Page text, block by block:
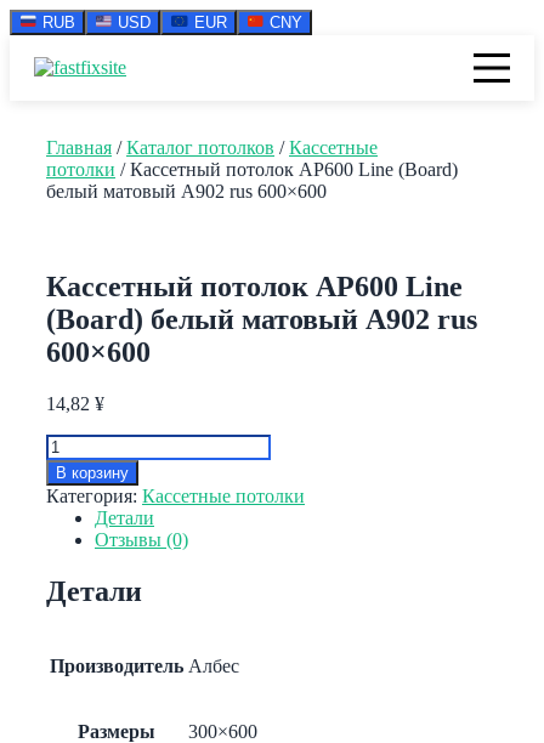
RUB USD EUR CNY
Главная /Каталог потолков /Кассетные
потолки / Кассетный потолок AP600 Line (Board)
белый матовый А902 rus 600×600
Кассетный потолок AP600 Line
(Board) белый матовый А902 rus
600×600
14,82 ¥
Количество
товара
Кассетный
потолок
AP600
белый
rus
В корзину
Категория: Кассетные потолки
Детали
Отзывы (0)
Детали
Производитель Албес
Размеры 300×600